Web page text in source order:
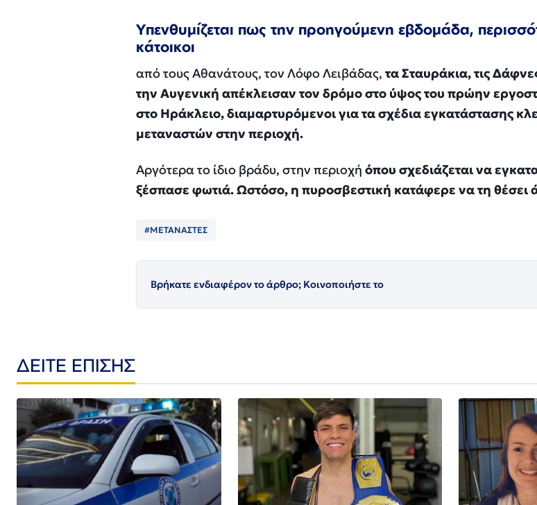
Υπενθυμίζεται πως την προηγούμενη εβδομάδα,
κάτοικοι
από τους Αθανάτους, τον Λόφο Λειβάδας, τα Σταυράκια, τις
την Αυγενική απέκλεισαν τον δρόμο στο ύψος του πρώην
στο Ηράκλειο, διαμαρτυρόμενοι για τα σχέδια εγκατάστασης
μεταναστών στην περιοχή.
Αργότερα το ίδιο βράδυ, στην περιοχή όπου σχεδιάζεται να
ξέσπασε φωτιά. Ωστόσο, η πυροσβεστική κατάφερε να τη θέσει
#ΜΕΤΑΝΑΣΤΕΣ
Βρήκατε ενδιαφέρον το άρθρο; Κοινοποιήστε το
ΔΕΙΤΕ ΕΠΙΣΗΣ